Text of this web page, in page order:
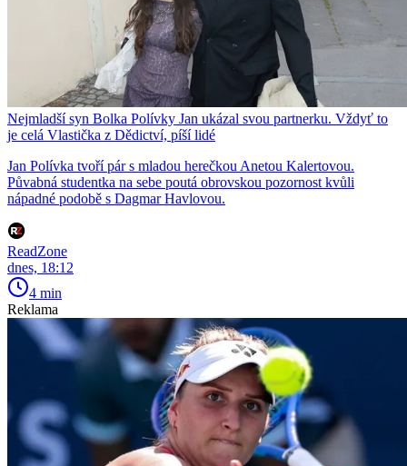
Nejmladší syn Bolka Polívky Jan ukázal svou partnerku. Vždyť to
je celá Vlastička z Dědictví, píší lidé
Jan Polívka tvoří pár s mladou herečkou Anetou Kalertovou.
Půvabná studentka na sebe poutá obrovskou pozornost kvůli
nápadné podobě s Dagmar Havlovou.
ReadZone
dnes, 18:12
4 min
Reklama